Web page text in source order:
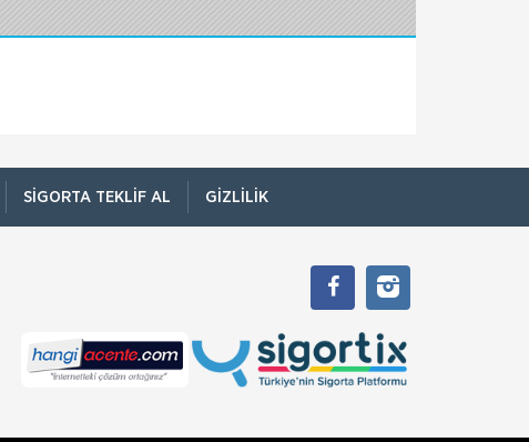
Allianz Türkiye, finans sektörü oyuncularının
ödüllendirildiği ödül organizasyonu Sardis’te
kapsamında tüm dünyada aynı anda
gerçekleştirilen temizlik hareketine gönüllü
Maddi ve manevi kayıplara yol açan deprem,
doğanın zamanı belirsiz felaketleri arasında
kuşağında yer alan Türkiye’de o
HDI Sigorta’dan spora destek
HDI Sigorta yapılan anlaşma ile birlikte
SIGORTA TEKLIF AL GIZLILIK